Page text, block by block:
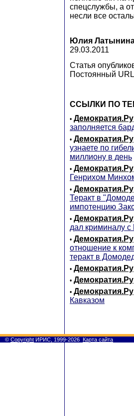
спецслужбы, а
несли все
Юлия
29.03.2011
Статья
Постоянный URL
ССЫЛКИ ПО
• Демократия.Ру
заполняется
• Демократия.Ру
узнаете по
миллиону в день
• Демократия.Ру
Генрихом
• Демократия.Ру
Теракт в
импотенцию
• Демократия.Ру
дал криминалу с
• Демократия.Ру
отношение к
теракт в
• Демократия.Ру
• Демократия.Ру
• Демократия.Ру
Кавказом
© Copyright ИРИС, 1999-2026 Карта сайта